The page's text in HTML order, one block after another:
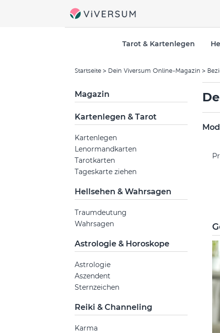
Tarot & Kartenlegen
Startseite Dein Viversum Online-Magazin
Magazin
Kartenlegen & Tarot
Kartenlegen
Lenormandkarten
Tarotkarten
Tageskarte ziehen
Hellsehen & Wahrsagen
Traumdeutung
Wahrsagen
Astrologie & Horoskope
Astrologie
Aszendent
Sternzeichen
Reiki & Channeling
Karma